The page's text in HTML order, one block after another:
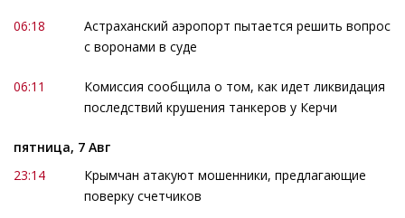
06:18
Астраханский аэропорт пытается решить вопрос
с воронами в суде
06:11
Комиссия сообщила о том, как идет ликвидация
последствий крушения танкеров у Керчи
пятница, 7 Авг
23:14
Крымчан атакуют мошенники, предлагающие
поверку счетчиков